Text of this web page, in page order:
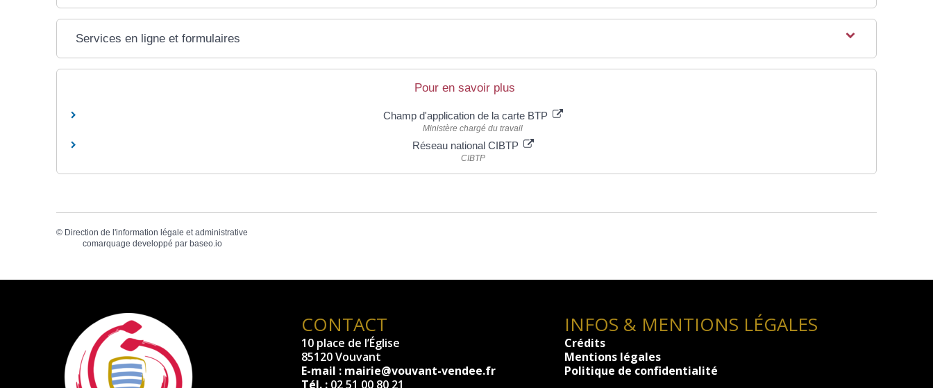
Services en ligne et formulaires
Pour en savoir plus
Champ d'application de la carte BTP
Ministère chargé du travail
Réseau national CIBTP
CIBTP
© Direction de l'information légale et administrative
comarquage developpé par baseo.io
CONTACT
10 place de l’Église
85120 Vouvant
E-mail : mairie@vouvant-vendee.fr
Tél. :02 51 00 80 21
INFOS & MENTIONS LÉGALES
Crédits
Mentions légales
Politique de confidentialité